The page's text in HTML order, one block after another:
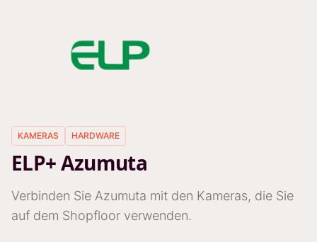
KAMERAS HARDWARE
ELP+ Azumuta
Verbinden Sie Azumuta mit den Kameras, die Sie
auf dem Shopfloor verwenden.